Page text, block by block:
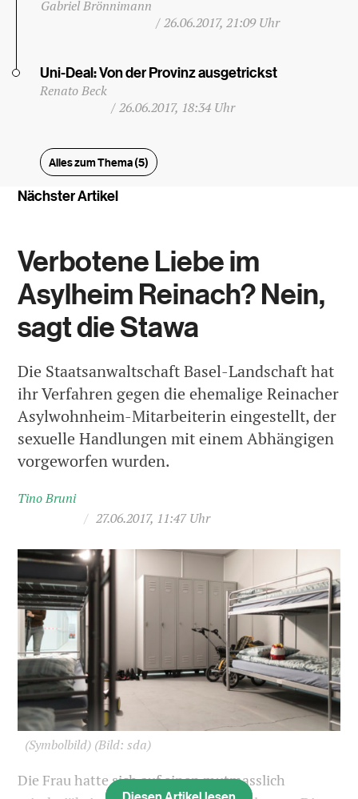
Gabriel Brönnimann
/26.06.2017, 21:09 Uhr
Uni-Deal: Von der Provinz ausgetrickst
Renato Beck
/26.06.2017, 18:34 Uhr
Alles zum Thema (5)
Nächster Artikel
Verbotene Liebe im
Asylheim Reinach? Nein,
sagt die Stawa
Die Staatsanwaltschaft Basel-Landschaft hat
ihr Verfahren gegen die ehemalige Reinacher
Asylwohnheim-Mitarbeiterin eingestellt, der
sexuelle Handlungen mit einem Abhängigen
vorgeworfen wurden.
Tino Bruni
/ 27.06.2017, 11:47 Uhr
(Symbolbild) (Bild: sda)
Die Frau hatte sich auf einen mutmasslich